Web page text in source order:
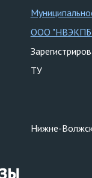
ООО
ТУ
Нижне-